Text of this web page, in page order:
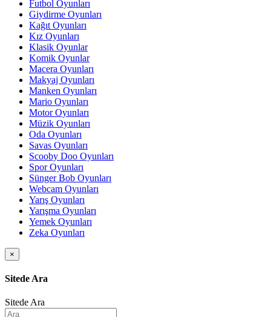
Futbol Oyunları
Giydirme Oyunları
Kağıt Oyunları
Kız Oyunları
Klasik Oyunlar
Komik Oyunlar
Macera Oyunları
Makyaj Oyunları
Manken Oyunları
Mario Oyunları
Motor Oyunları
Müzik Oyunları
Oda Oyunları
Savas Oyunları
Scooby Doo Oyunları
Spor Oyunları
Sünger Bob Oyunları
Webcam Oyunları
Yarış Oyunları
Yarışma Oyunları
Yemek Oyunları
Zeka Oyunları
×
Sitede Ara
Sitede Ara